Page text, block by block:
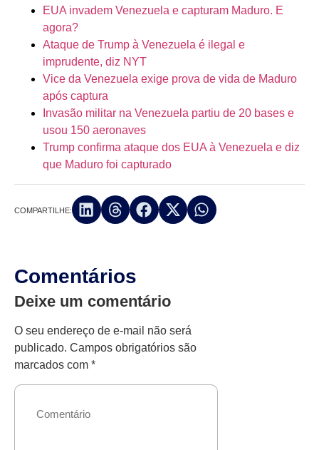
EUA invadem Venezuela e capturam Maduro. E
agora?
Ataque de Trump à Venezuela é ilegal e
imprudente, diz NYT
Vice da Venezuela exige prova de vida de Maduro
após captura
Invasão militar na Venezuela partiu de 20 bases e
usou 150 aeronaves
Trump confirma ataque dos EUA à Venezuela e diz
que Maduro foi capturado
COMPARTILHE:
Comentários
Deixe um comentário
O seu endereço de e-mail não será
publicado. Campos obrigatórios são
marcados com *